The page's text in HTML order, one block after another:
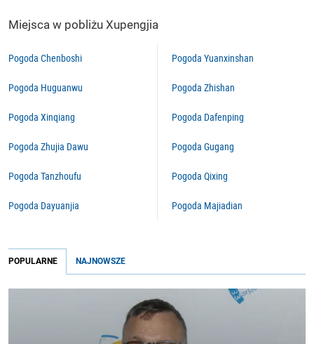
Miejsca w pobliżu Xupengjia
Pogoda Chenboshi
Pogoda Huguanwu
Pogoda Xinqiang
Pogoda Zhujia Dawu
Pogoda Tanzhoufu
Pogoda Dayuanjia
Pogoda Yuanxinshan
Pogoda Zhishan
Pogoda Dafenping
Pogoda Gugang
Pogoda Qixing
Pogoda Majiadian
POPULARNE NAJNOWSZE